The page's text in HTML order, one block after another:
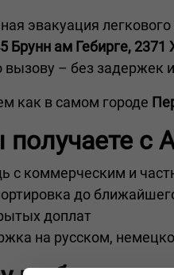
эвакуация
Брунн ам Гебирге,
– без задержек
как в самом городе
с
с коммерческим и
до
доплат
на русском,